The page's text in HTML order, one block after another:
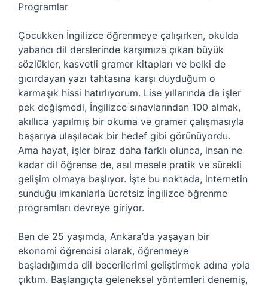
Programlar
Çocukken İngilizce öğrenmeye çalışırken, okulda
yabancı dil derslerinde karşımıza çıkan büyük
sözlükler, kasvetli gramer kitapları ve belki de
gıcırdayan yazı tahtasına karşı duyduğum o
karmaşık hissi hatırlıyorum. Lise yıllarında da işler
pek değişmedi, İngilizce sınavlarından 100 almak,
akıllıca yapılmış bir okuma ve gramer çalışmasıyla
başarıya ulaşılacak bir hedef gibi görünüyordu.
Ama hayat, işler biraz daha farklı olunca, insan ne
kadar dil öğrense de, asıl mesele pratik ve sürekli
gelişim olmaya başlıyor. İşte bu noktada, internetin
sunduğu imkanlarla ücretsiz İngilizce öğrenme
programları devreye giriyor.
Ben de 25 yaşımda, Ankara’da yaşayan bir
ekonomi öğrencisi olarak, öğrenmeye
başladığımda dil becerilerimi geliştirmek adına yola
çıktım. Başlangıçta geleneksel yöntemleri denemiş,